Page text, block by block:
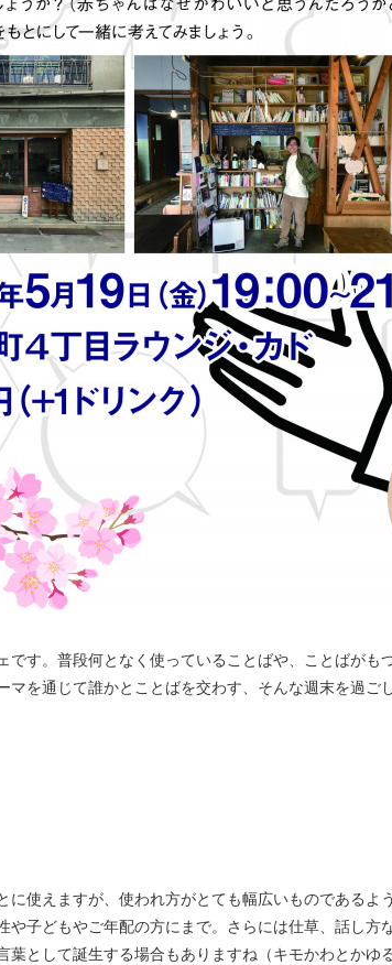
です。普段何となく使っていることばや、ことばがも
を通じて誰かとことばを交わす、そんな週末を過ご
使えますが、使われ方がとても幅広いものであるよ
子どもやご年配の方にまで。さらには仕草、話し方
葉として誕生する場合もありますね（キモかわとかゆ